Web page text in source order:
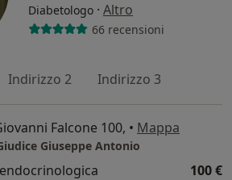
Diabetologo · Altro
66 recensioni
Indirizzo 2 Indirizzo 3
Falcone 100, • Mappa
Giuseppe Antonio
100 €